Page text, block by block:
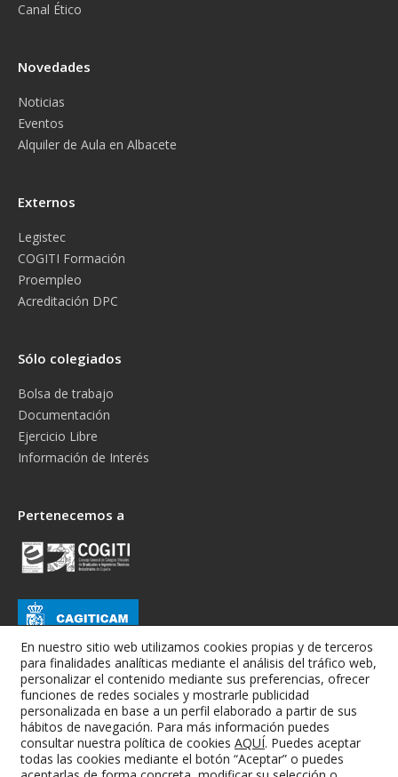
Canal Ético
Novedades
Noticias
Eventos
Alquiler de Aula en Albacete
Externos
Legistec
COGITI Formación
Proempleo
Acreditación DPC
Sólo colegiados
Bolsa de trabajo
Documentación
Ejercicio Libre
Información de Interés
Pertenecemos a
Colegio Oficial de Graduados e Ingenieros Técnicos Industriales de
En nuestro sitio web utilizamos cookies propias y de terceros
para finalidades analíticas mediante el análisis del tráfico web,
personalizar el contenido mediante sus preferencias, ofrecer
funciones de redes sociales y mostrarle publicidad
personalizada en base a un perfil elaborado a partir de sus
hábitos de navegación. Para más información puedes
consultar nuestra política de cookies AQUÍ. Puedes aceptar
todas las cookies mediante el botón “Aceptar” o puedes